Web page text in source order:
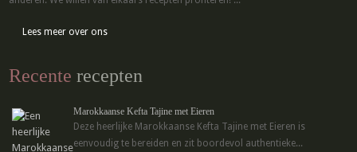
Lees meer over ons
Recente recepten
Marokkaanse Kefta Tajine met Eieren
Deze heerlijke Marokkaanse Kefta Tajine met Eieren is
eenvoudig te bereiden en zit boordevol authentieke...